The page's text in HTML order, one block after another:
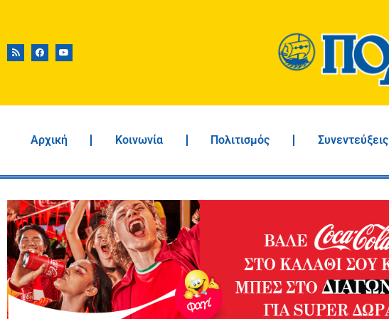
Αρχική Κοινωνία Πολιτισμός Συνεντεύξεις